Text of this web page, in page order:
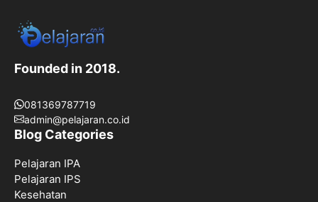
Founded in 2018.
081369787719
admin@pelajaran.co.id
Blog Categories
Pelajaran IPA
Pelajaran IPS
Kesehatan